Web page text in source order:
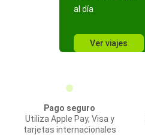
al día
Ver viajes
Pago seguro
Utiliza Apple Pay, Visa y
tarjetas internacionales